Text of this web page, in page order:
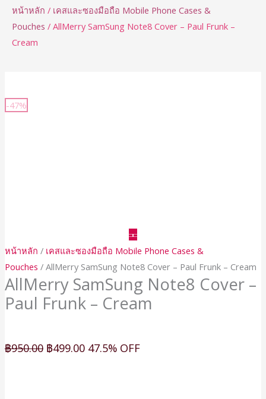
หน้าหลัก / เคสและซองมือถือ Mobile Phone Cases &
Pouches / AllMerry SamSung Note8 Cover – Paul Frunk –
Cream
-47%
หน้าหลัก / เคสและซองมือถือ Mobile Phone Cases &
Pouches / AllMerry SamSung Note8 Cover – Paul Frunk – Cream
AllMerry SamSung Note8 Cover –
Paul Frunk – Cream
฿950.00 ฿499.00 47.5% OFF